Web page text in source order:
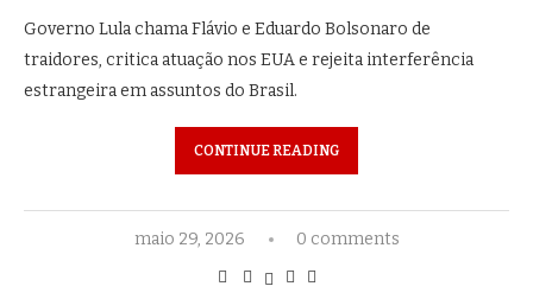
Governo Lula chama Flávio e Eduardo Bolsonaro de
traidores, critica atuação nos EUA e rejeita interferência
estrangeira em assuntos do Brasil.
CONTINUE READING
maio 29, 2026 0 comments